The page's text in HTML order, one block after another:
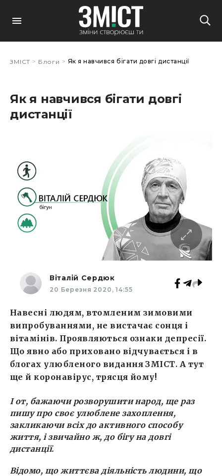
ЗМІСТ > Блоги > Як я навчився бігати довгі дистанції
Як я навчився бігати довгі
дистанції
Віталій Сердюк
20 Березня 2020, 14:55
Навесні людям, втомленим зимовими
випробуваннями, не вистачає сонця і
вітамінів. Проявляються ознаки депресії.
Що явно або приховано відчувається і в
блогах улюбленого видання ЗМІСТ. А тут
ще й коронавірус, трясця йому!
І от, бажаючи розворушити народ, ще раз
пишу про своє улюблене захоплення,
закликаючи всіх до активного способу
життя, і звичайно ж, до бігу на довгі
дистанції.
Відомо, що життєва діяльність людини, що